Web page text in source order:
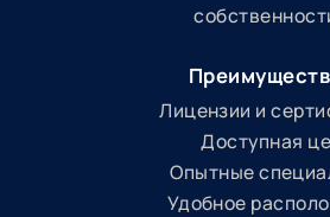
Лицензии и
Доступная
Опытные
Удобное